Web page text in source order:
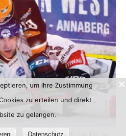
(Felix Girard/weiß) und bis zur
um Ihre Zustimmung
zu erteilen und direkt
zu gelangen.
Datenschutz